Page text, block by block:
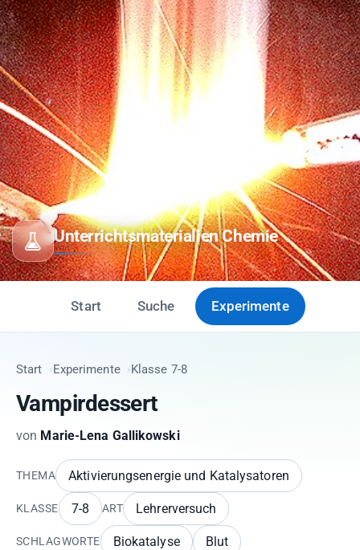
Unterrichtsmaterialien Chemie
Start Suche Experimente
Start Experimente Klasse 7-8
Vampirdessert
von Marie-Lena Gallikowski
THEMA Aktivierungsenergie und Katalysatoren
KLASSE 7-8 ART Lehrerversuch
SCHLAGWORTE Biokatalyse Blut